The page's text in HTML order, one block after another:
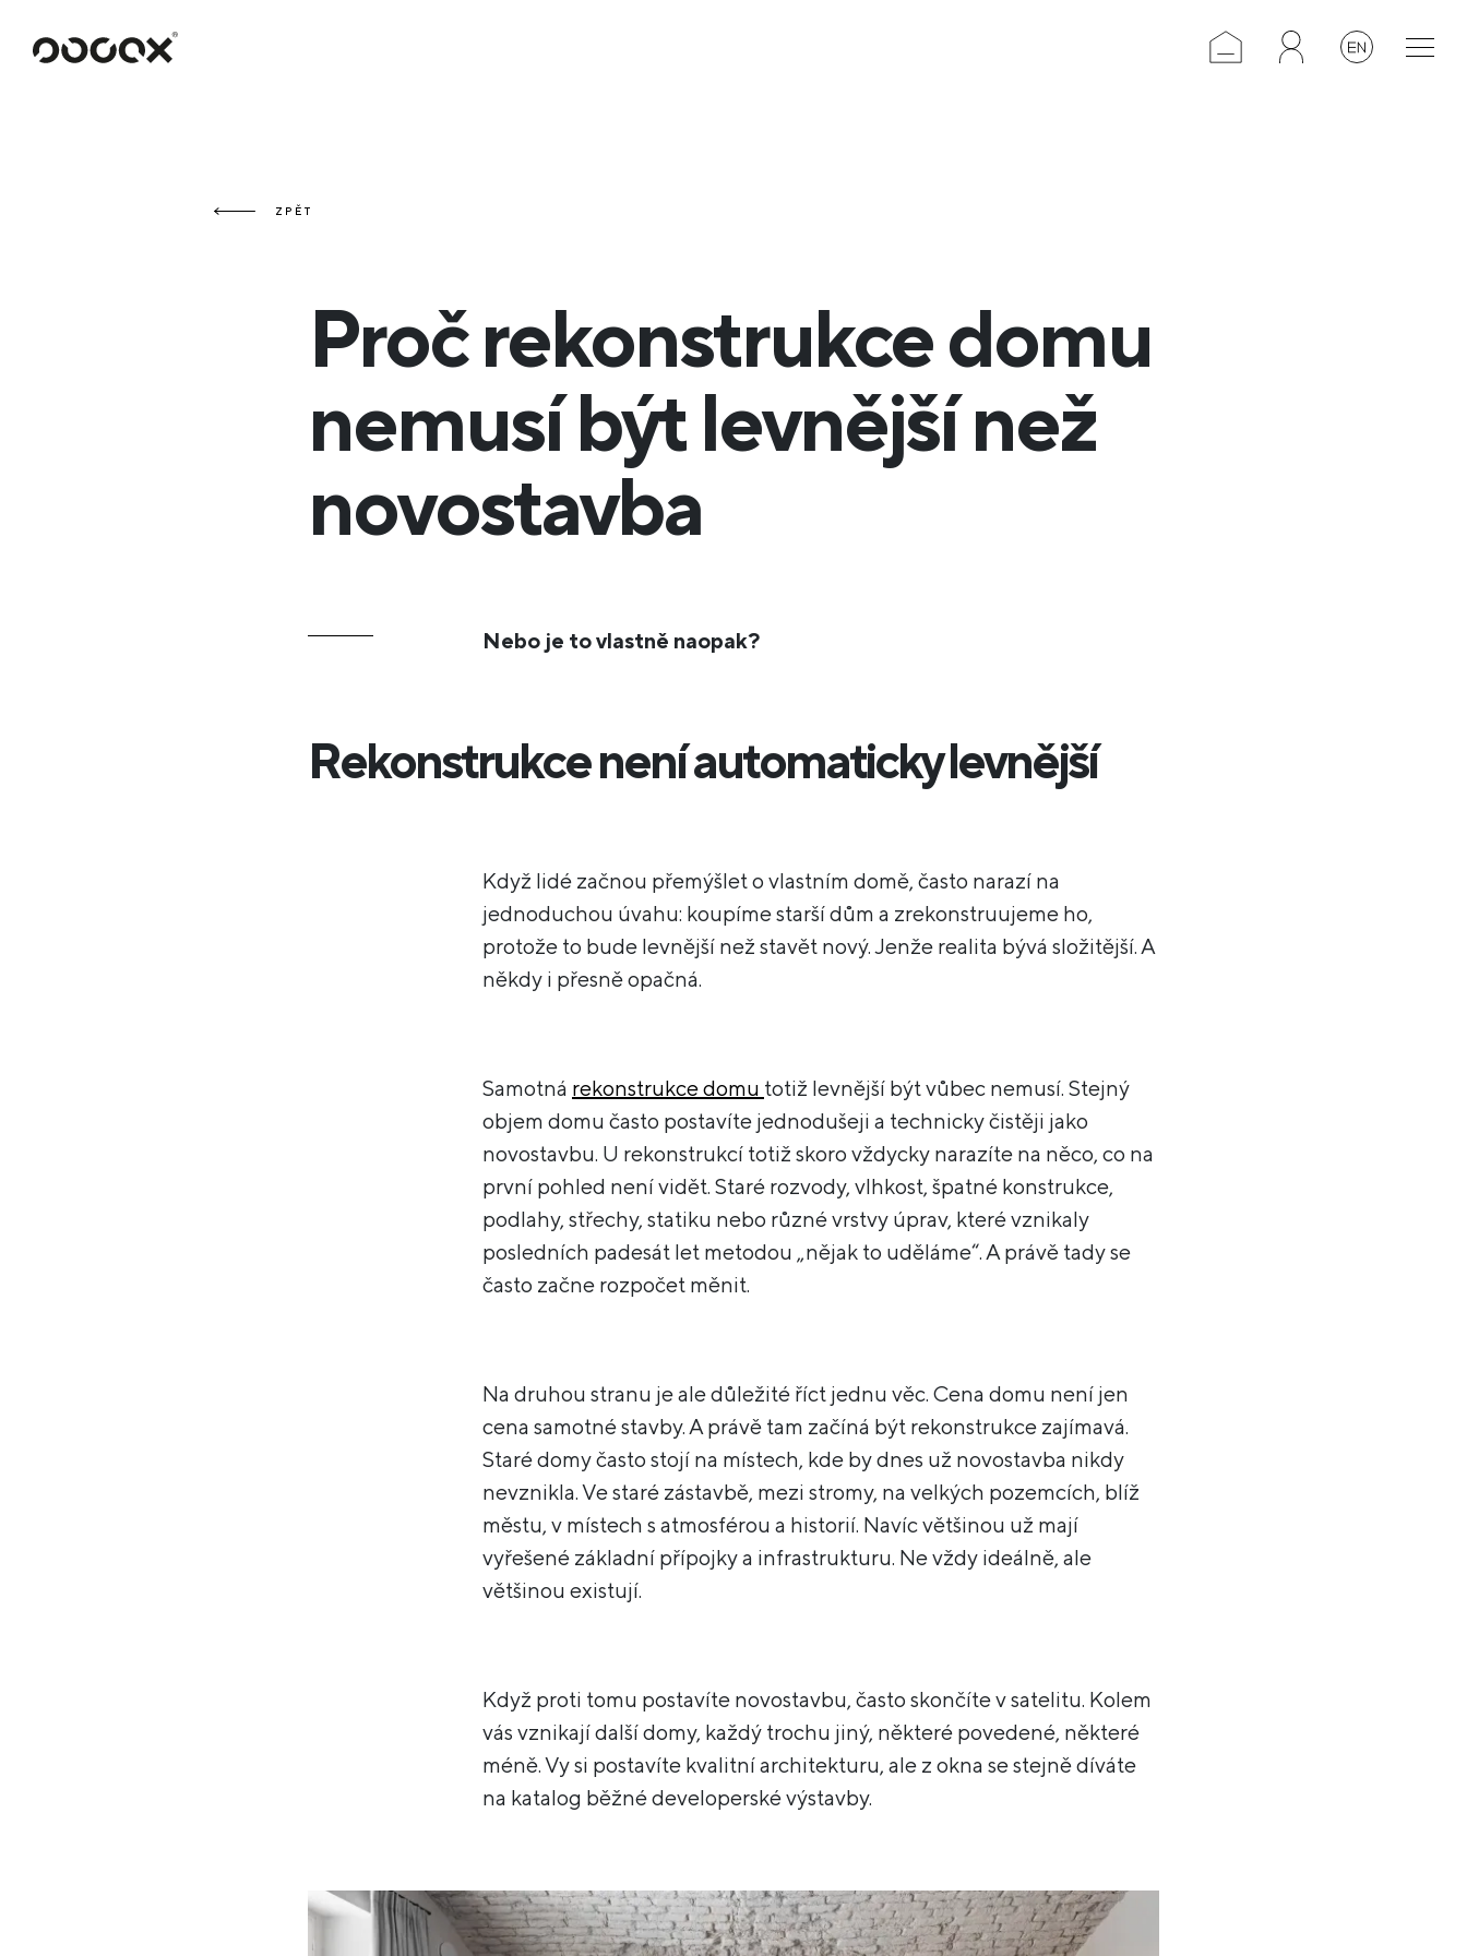
U
ČTI JAKO
ZPĚT
Proč rekonstrukce domu
nemusí být levnější než
novostavba
Nebo je to vlastně naopak?
Rekonstrukce není automaticky levnější
Když lidé začnou přemýšlet o vlastním domě, často narazí na
jednoduchou úvahu: koupíme starší dům a zrekonstruujeme ho,
protože to bude levnější než stavět nový. Jenže realita bývá složitější. A
někdy i přesně opačná.
Samotná rekonstrukce domu totiž levnější být vůbec nemusí. Stejný
objem domu často postavíte jednodušeji a technicky čistěji jako
novostavbu. U rekonstrukcí totiž skoro vždycky narazíte na něco, co na
první pohled není vidět. Staré rozvody, vlhkost, špatné konstrukce,
podlahy, střechy, statiku nebo různé vrstvy úprav, které vznikaly
posledních padesát let metodou „nějak to uděláme“. A právě tady se
často začne rozpočet měnit.
Na druhou stranu je ale důležité říct jednu věc. Cena domu není jen
cena samotné stavby. A právě tam začíná být rekonstrukce zajímavá.
Staré domy často stojí na místech, kde by dnes už novostavba nikdy
nevznikla. Ve staré zástavbě, mezi stromy, na velkých pozemcích, blíž
městu, v místech s atmosférou a historií. Navíc většinou už mají
vyřešené základní přípojky a infrastrukturu. Ne vždy ideálně, ale
většinou existují.
Když proti tomu postavíte novostavbu, často skončíte v satelitu. Kolem
vás vznikají další domy, každý trochu jiný, některé povedené, některé
méně. Vy si postavíte kvalitní architekturu, ale z okna se stejně díváte
na katalog běžné developerské výstavby.